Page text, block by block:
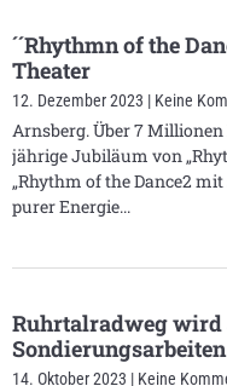
´´Rhythmn of the
Theater
12. Dezember 2023 Keine
Arnsberg. Über 7
jährige Jubiläum von
„Rhythm of the Dance2
purer Energie
Ruhrtalradweg wird
14. Oktober 2023 Keine